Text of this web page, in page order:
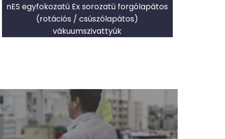
nES egyfokozatú Ex sorozatú forgólapátos
(rotációs / csúszólapátos)
vákuumszivattyúk